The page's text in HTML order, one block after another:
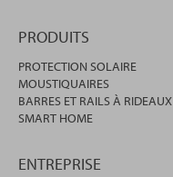
PRODUITS
PROTECTION SOLAIRE
MOUSTIQUAIRES
BARRES ET RAILS À RIDEAUX
SMART HOME
ENTREPRISE